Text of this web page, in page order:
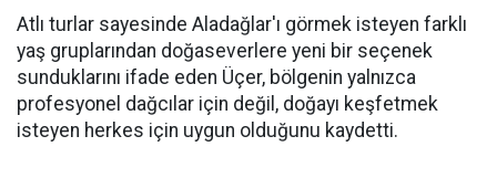
Atlı turlar sayesinde Aladağlar'ı görmek isteyen farklı
yaş gruplarından doğaseverlere yeni bir seçenek
sunduklarını ifade eden Üçer, bölgenin yalnızca
profesyonel dağcılar için değil, doğayı keşfetmek
isteyen herkes için uygun olduğunu kaydetti.